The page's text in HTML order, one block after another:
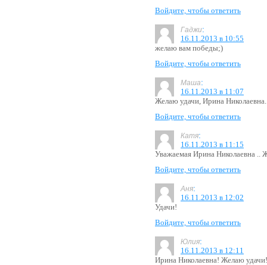
Войдите, чтобы ответить
Гаджи:
16.11.2013 в 10:55
желаю вам победы;)
Войдите, чтобы ответить
Маша:
16.11.2013 в 11:07
Желаю удачи, Ирина Николаевна.
Войдите, чтобы ответить
Катя:
16.11.2013 в 11:15
Уважаемая Ирина Николаевна ..
Войдите, чтобы ответить
Аня:
16.11.2013 в 12:02
Удачи!
Войдите, чтобы ответить
Юлия:
16.11.2013 в 12:11
Ирина Николаевна! Желаю удачи!